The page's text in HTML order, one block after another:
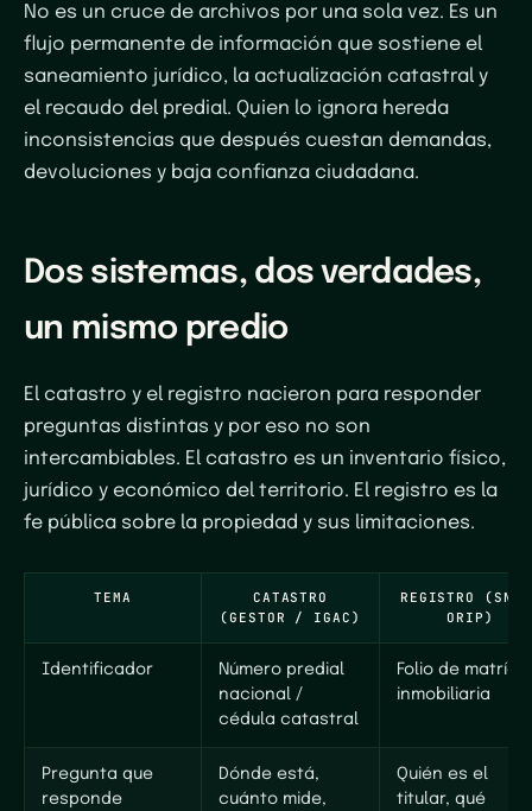
No es un cruce de archivos por una sola vez. Es un
flujo permanente de información que sostiene el
saneamiento jurídico, la actualización catastral y
el recaudo del predial. Quien lo ignora hereda
inconsistencias que después cuestan demandas,
devoluciones y baja confianza ciudadana.
Dos sistemas, dos verdades,
un mismo predio
El catastro y el registro nacieron para responder
preguntas distintas y por eso no son
intercambiables. El catastro es un inventario físico,
jurídico y económico del territorio. El registro es la
fe pública sobre la propiedad y sus limitaciones.
TEMA
CATASTRO
(GESTOR / IGAC)
REGISTRO
ORIP)
Identificador
Número predial
nacional /
cédula catastral
Folio de
inmobiliaria
Pregunta que
responde
Dónde está,
cuánto mide,
Quién es el
titular, qué